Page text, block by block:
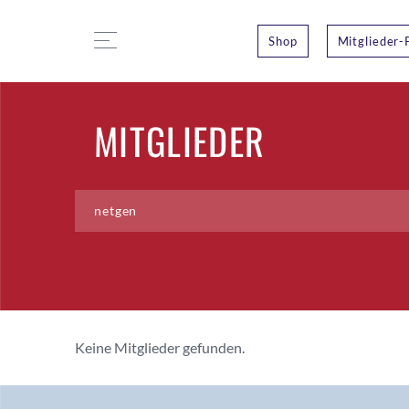
Shop Mitglieder-
MITGLIEDER
Keine Mitglieder gefunden.